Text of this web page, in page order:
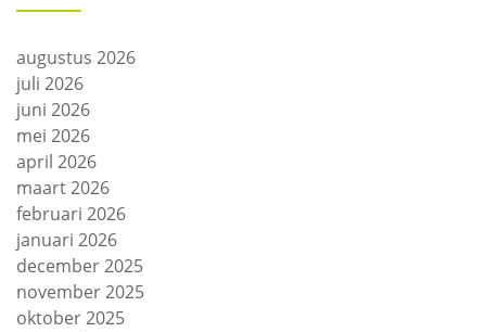
augustus 2026
juli 2026
juni 2026
mei 2026
april 2026
maart 2026
februari 2026
januari 2026
december 2025
november 2025
oktober 2025